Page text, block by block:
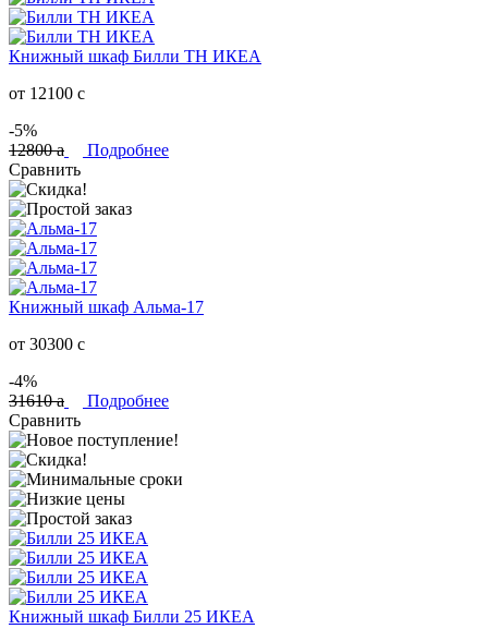
Книжный шкаф Билли ТН ИКЕА
от 12100 c
-5%
12800a
Подробнее
Сравнить
Книжный шкаф Альма-17
от 30300 c
-4%
31610a
Подробнее
Сравнить
Книжный шкаф Билли 25 ИКЕА